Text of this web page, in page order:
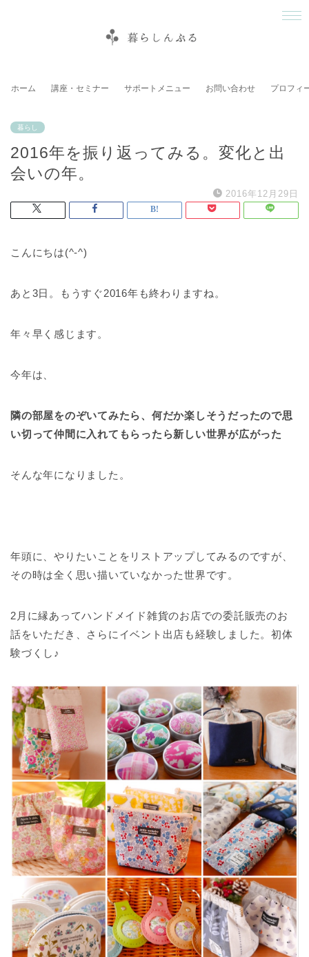
ホーム 講座・セミナー サポートメニュー お問い合わせ プロフィ
暮らし
2016年を振り返ってみる。変化と出
会いの年。
2016年12月29日
こんにちは(^-^)
あと3日。もうすぐ2016年も終わりますね。
年々早く感じます。
今年は、
隣の部屋をのぞいてみたら、何だか楽しそうだったので思
い切って仲間に入れてもらったら新しい世界が広がった
そんな年になりました。
年頭に、やりたいことをリストアップしてみるのですが、
その時は全く思い描いていなかった世界です。
2月に縁あってハンドメイド雑貨のお店での委託販売のお
話をいただき、さらにイベント出店も経験しました。初体
験づくし♪